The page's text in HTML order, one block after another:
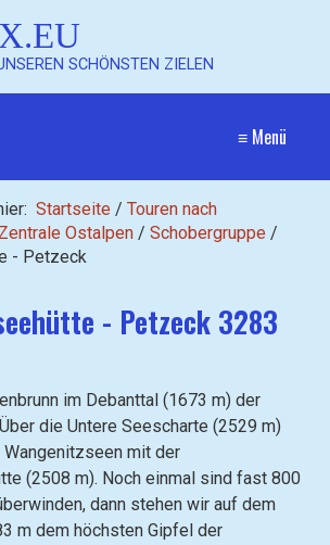
SCHÖNSTEN ZIELEN
≡ Menü
Startseite / Touren nach
Zentrale Ostalpen / Schobergruppe /
- Petzeck
- Petzeck 3283
im Debanttal (1673 m) der
die Untere Seescharte (2529 m)
mit der
(2508 m). Noch einmal sind fast 800
dann stehen wir auf dem
m dem höchsten Gipfel der